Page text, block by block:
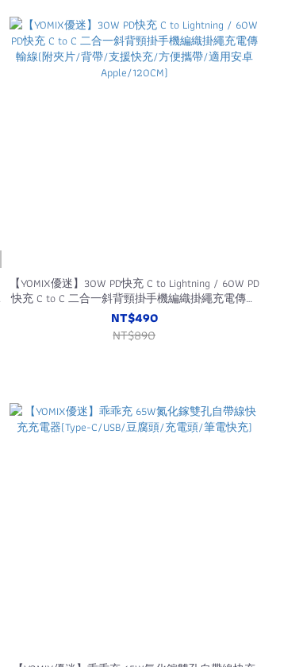
【YOMIX優迷】30W PD快充 C to Lightning / 60W PD
快充 C to C 二合一斜背頸掛手機編織掛繩充電傳輸
線(附夾片/背帶/支援快充/方便攜帶/適用安卓
Apple/120CM)
NT$490
NT$890